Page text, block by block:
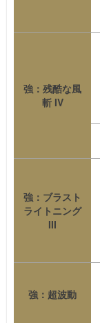
強：残酷な風
斬 IV
強：ブラスト
ライトニング
III
強：超波動